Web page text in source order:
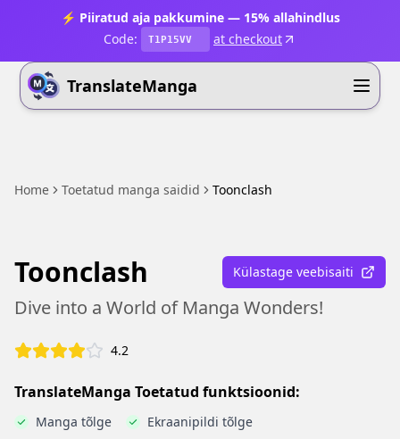
⚡ Piiratud aja pakkumine — 15% allahindlus
Code:
T1P15VV at checkout
TranslateManga
Home Toetatud manga saidid Toonclash
Toonclash Külastage veebisaiti
Dive into a World of Manga Wonders!
4.2
TranslateManga Toetatud funktsioonid:
Manga tõlge Ekraanipildi tõlge